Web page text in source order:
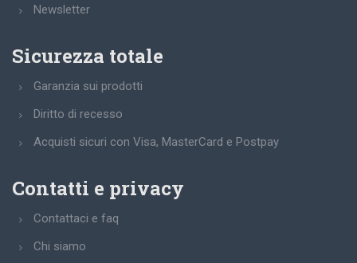
Newsletter
Sicurezza totale
Garanzia sui prodotti
Diritto di recesso
Acquisti sicuri con Visa, MasterCard e Postpay
Contatti e privacy
Contattaci e faq
Chi siamo